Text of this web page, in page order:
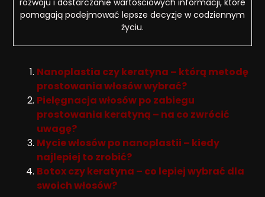
pomagają podejmować lepsze decyzje w codziennym
życiu.
Nanoplastia czy keratyna – którą metodę
prostowania włosów wybrać?
Pielęgnacja włosów po zabiegu
prostowania keratyną – na co zwrócić
uwagę?
Mycie włosów po nanoplastii – kiedy
najlepiej to zrobić?
Botox czy keratyna – co lepiej wybrać dla
swoich włosów?